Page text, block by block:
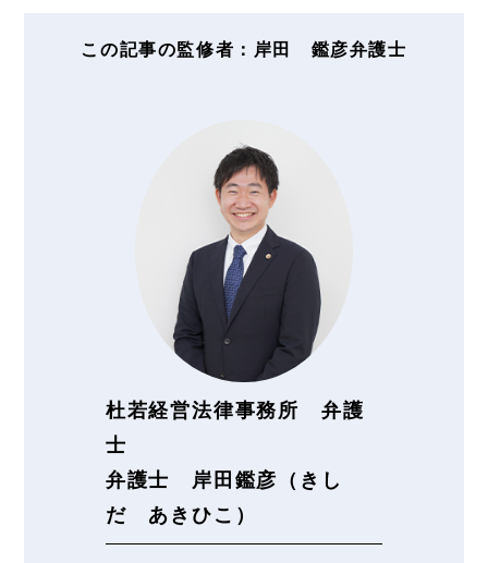
この記事の監修者：岸田 鑑彦弁護士
杜若経営法律事務所 弁護
士
弁護士 岸田鑑彦（きし
だ あきひこ）